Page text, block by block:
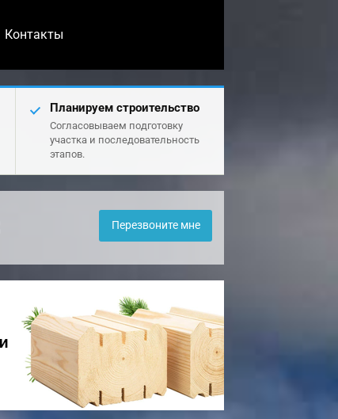
Контакты
Планируем строительство
Согласовываем подготовку
участка и последовательность
этапов.
Перезвоните мне